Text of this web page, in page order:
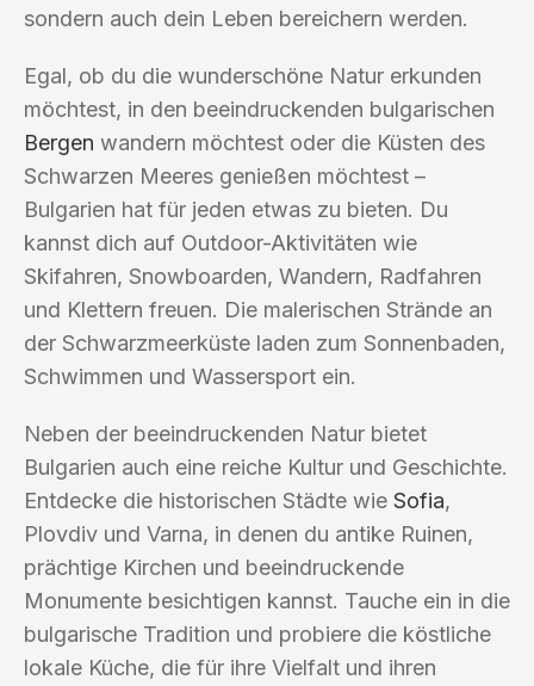
sondern auch dein Leben bereichern werden.
Egal, ob du die wunderschöne Natur erkunden
möchtest, in den beeindruckenden bulgarischen
Bergen wandern möchtest oder die Küsten des
Schwarzen Meeres genießen möchtest –
Bulgarien hat für jeden etwas zu bieten. Du
kannst dich auf Outdoor-Aktivitäten wie
Skifahren, Snowboarden, Wandern, Radfahren
und Klettern freuen. Die malerischen Strände an
der Schwarzmeerküste laden zum Sonnenbaden,
Schwimmen und Wassersport ein.
Neben der beeindruckenden Natur bietet
Bulgarien auch eine reiche Kultur und Geschichte.
Entdecke die historischen Städte wie Sofia,
Plovdiv und Varna, in denen du antike Ruinen,
prächtige Kirchen und beeindruckende
Monumente besichtigen kannst. Tauche ein in die
bulgarische Tradition und probiere die köstliche
lokale Küche, die für ihre Vielfalt und ihren